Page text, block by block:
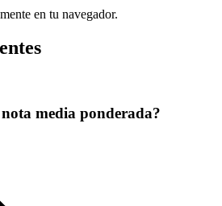
en tu navegador.
media ponderada?